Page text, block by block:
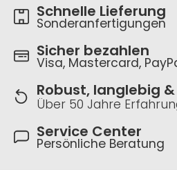
Schnelle Lieferung
Sonderanfertigungen
Sicher bezahlen
Visa, Mastercard,
Robust, langlebig
Über 50 Jahre
Service Center
Persönliche Beratung